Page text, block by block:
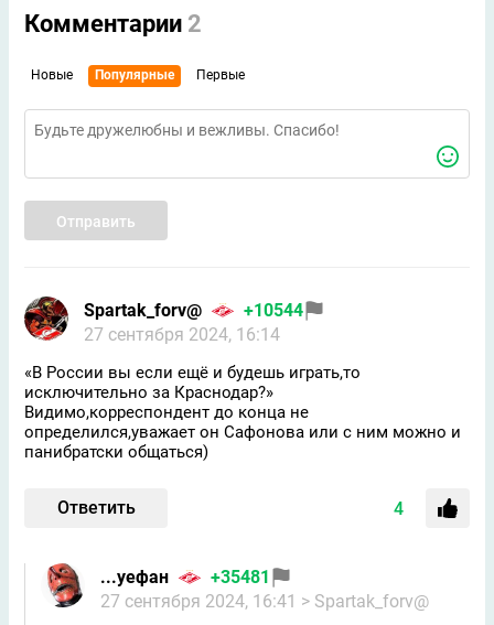
Комментарии 2
Новые Популярные Первые
Отправить
Spartak_forv@
+10544
27 сентября 2024, 16:14
«В России вы если ещё и будешь играть,то
исключительно за Краснодар?»
Видимо,корреспондент до конца не
определился,уважает он Сафонова или с ним можно и
панибратски общаться)
Ответить 4
...уефан
+35481
27 сентября 2024, 16:41 > Spartak_forv@